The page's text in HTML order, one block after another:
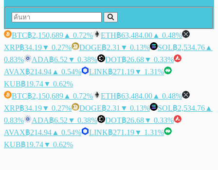
BTC฿2,150,689 ▲ 0.72% ETH฿63,484.00 ▲ 0.48%
XRP฿34.19▼ 0.27% DOGE฿2.31 ▼ 0.13% SOL฿2,534.76 ▲
0.83%
ADA฿6.52 ▼ 0.38% DOT฿26.68▼ 0.33%
AVAX฿214.94 ▲ 0.54% LINK฿271.19▼ 1.31%
KUB฿19.74▼ 0.62%
BTC฿2,150,689 ▲ 0.72% ETH฿63,484.00 ▲ 0.48%
XRP฿34.19▼ 0.27% DOGE฿2.31 ▼ 0.13% SOL฿2,534.76 ▲
0.83%
ADA฿6.52 ▼ 0.38% DOT฿26.68▼ 0.33%
AVAX฿214.94 ▲ 0.54% LINK฿271.19▼ 1.31%
KUB฿19.74▼ 0.62%